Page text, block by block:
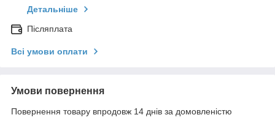
Детальніше
Післяплата
Всі умови оплати
Умови повернення
Повернення товару впродовж 14 днів за домовленістю